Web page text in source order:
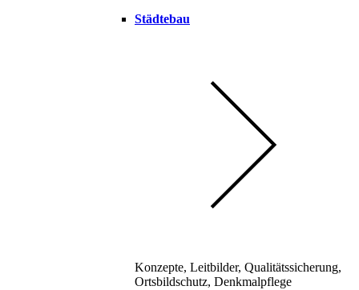
Städtebau
Konzepte, Leitbilder, Qualitätssicherung,
Ortsbildschutz, Denkmalpflege